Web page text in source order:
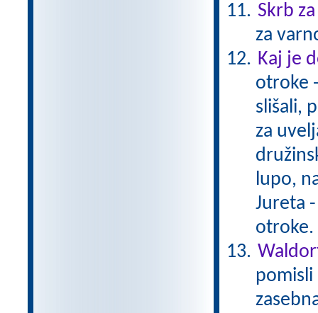
Skrb
za
Kaj je
otroke
slišali,
za
lupo,
Jureta
pomisli